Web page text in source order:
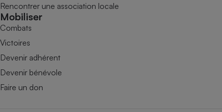
Rencontrer une association locale
Mobiliser
Combats
Victoires
Devenir adhérent
Devenir bénévole
Faire un don